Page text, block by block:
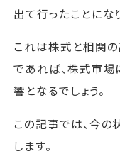
出て行ったことにな
これは株式と相関の
であれば、株式市場
響となるでしょう。
この記事では、今
します。